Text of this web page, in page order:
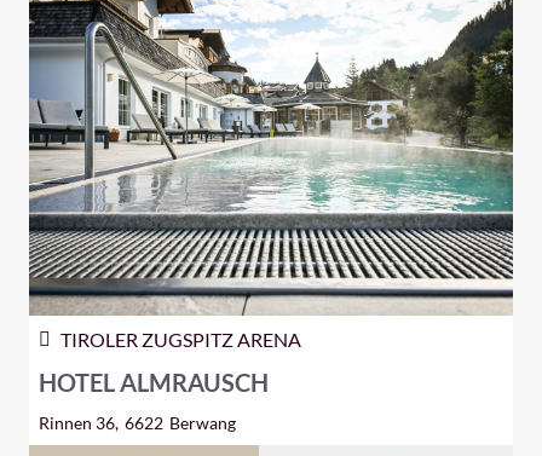
TIROLER ZUGSPITZ ARENA
HOTEL ALMRAUSCH
Rinnen 36, 6622 Berwang